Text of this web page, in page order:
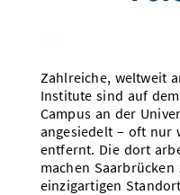
Zahlreiche, weltweit
Institute sind auf
Campus an der
angesiedelt – oft nur
entfernt. Die dort
machen
einzigartigen